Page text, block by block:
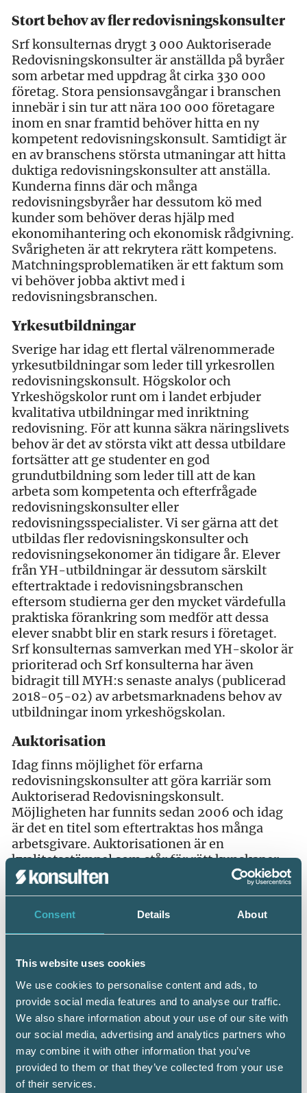
Consent Details About
This website uses cookies
We use cookies to personalise content and ads, to
provide social media features and to analyse our traffic.
We also share information about your use of our site with
our social media, advertising and analytics partners who
may combine it with other information that you’ve
provided to them or that they’ve collected from your use
of their services.
Stort behov av fler redovisningskonsulter
Srf konsulternas drygt 3 000 Auktoriserade
Redovisningskonsulter är anställda på byråer
som arbetar med uppdrag åt cirka 330 000
företag. Stora pensionsavgångar i branschen
innebär i sin tur att nära 100 000 företagare
inom en snar framtid behöver hitta en ny
kompetent redovisningskonsult. Samtidigt är
en av branschens största utmaningar att hitta
duktiga redovisningskonsulter att anställa.
Kunderna finns där och många
redovisningsbyråer har dessutom kö med
kunder som behöver deras hjälp med
ekonomihantering och ekonomisk rådgivning.
Svårigheten är att rekrytera rätt kompetens.
Matchningsproblematiken är ett faktum som
vi behöver jobba aktivt med i
redovisningsbranschen.
Yrkesutbildningar
Sverige har idag ett flertal välrenommerade
yrkesutbildningar som leder till yrkesrollen
redovisningskonsult. Högskolor och
Yrkeshögskolor runt om i landet erbjuder
kvalitativa utbildningar med inriktning
redovisning. För att kunna säkra näringslivets
behov är det av största vikt att dessa utbildare
fortsätter att ge studenter en god
grundutbildning som leder till att de kan
arbeta som kompetenta och efterfrågade
redovisningskonsulter eller
redovisningsspecialister. Vi ser gärna att det
utbildas fler redovisningskonsulter och
redovisningsekonomer än tidigare år. Elever
från YH-utbildningar är dessutom särskilt
eftertraktade i redovisningsbranschen
eftersom studierna ger den mycket värdefulla
praktiska förankring som medför att dessa
elever snabbt blir en stark resurs i företaget.
Srf konsulternas samverkan med YH-skolor är
prioriterad och Srf konsulterna har även
bidragit till MYH:s senaste analys (publicerad
2018-05-02) av arbetsmarknadens behov av
utbildningar inom yrkeshögskolan.
Auktorisation
Idag finns möjlighet för erfarna
redovisningskonsulter att göra karriär som
Auktoriserad Redovisningskonsult.
Möjligheten har funnits sedan 2006 och idag
är det en titel som eftertraktas hos många
arbetsgivare. Auktorisationen är en
kvalitetsstämpel som står för rätt kunskaper,
flerårig erfarenhet, god kvalitet och
högskoleexamen i ekonomi om 180
högskolepoäng eller den som har en av Srf
konsulterna godkänd YH-utbildning i
uppnår idag gällande krav för auktorisation.
Företagarens val
Att anlita en Auktoriserad
Redovisningskonsult är i allt större
utsträckning det självklara valet för företagen.
Detta tack vare den kvalitetsgaranti som
auktorisationen ger. De företagare som vill